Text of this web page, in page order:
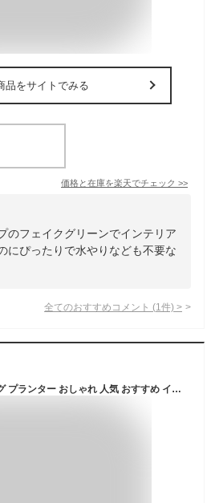
品をサイトでみる
価格と在庫を楽天でチェック >>
のフェイクグリーンでインテリア
にぴったりで水やりなども不要な
全てのおすすめコメント (1 件) >
フェイクグリーン ハンギング プランター おしゃれ 人気 おすすめ インテリアグリーン 観葉植物 リアル 人工観葉植物 造花 インテリア ポット 鉢付き 植木鉢 鉢カバー 園芸 吊るす 吊るし 吊るせる 吊り下げ 吊下げ 掛ける 天井 鴨居 お洒落 オブジェ テーブルヤシ 全長55cm